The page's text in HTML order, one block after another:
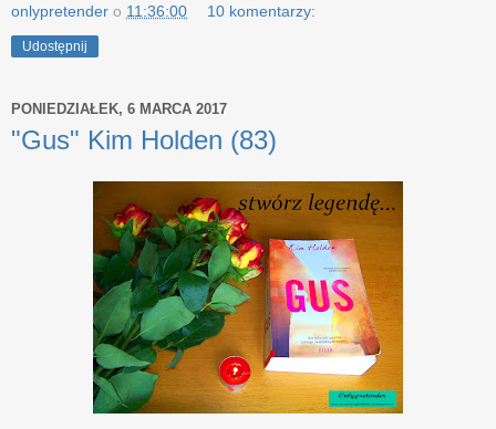
onlypretender o 11:36:00 10 komentarzy:
Udostępnij
PONIEDZIAŁEK, 6 MARCA 2017
"Gus" Kim Holden (83)